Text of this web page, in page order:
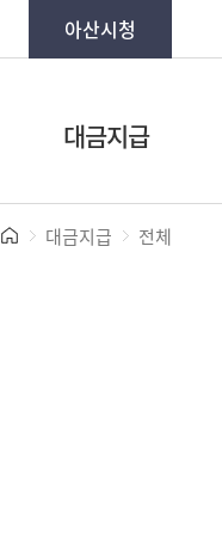
아산시청
대금지급
대금지급 전체